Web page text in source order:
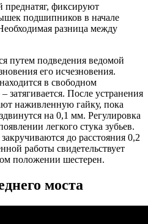
преднатяг, фиксируют
подшипников в начале
разница между
путем подведения ведомой
его исчезновения.
в свободном
затягивается. После устранения
наживленную гайку, пока
на 0,1 мм. Регулировка
легкого стука зубьев.
до расстояния 0,2
работы свидетельствует
положении шестерен.
моста